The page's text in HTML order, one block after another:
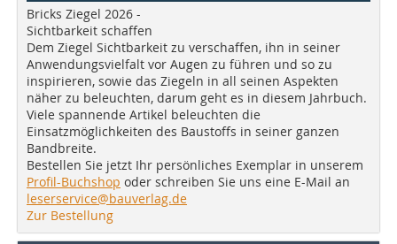
Bricks Ziegel 2026 -
Sichtbarkeit schaffen
Dem Ziegel Sichtbarkeit zu verschaffen, ihn in seiner
Anwendungsvielfalt vor Augen zu führen und so zu
inspirieren, sowie das Ziegeln in all seinen Aspekten
näher zu beleuchten, darum geht es in diesem Jahrbuch.
Viele spannende Artikel beleuchten die
Einsatzmöglichkeiten des Baustoffs in seiner ganzen
Bandbreite.
Bestellen Sie jetzt Ihr persönliches Exemplar in unserem
Profil-Buchshop oder schreiben Sie uns eine E-Mail an
leserservice@bauverlag.de
Zur Bestellung